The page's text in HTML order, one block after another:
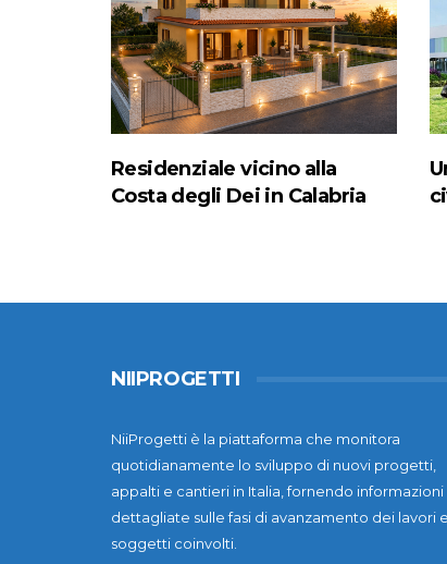
Residenziale vicino alla
Costa degli Dei in Calabria
NIIPROGETTI
NiiProgetti è la piattaforma che monitora
quotidianamente lo sviluppo di nuovi progetti,
appalti e cantieri in Italia, fornendo informazioni
dettagliate sulle fasi di avanzamento dei lavori
soggetti coinvolti.